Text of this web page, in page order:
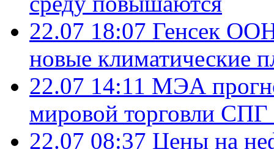
22.07 18:07 Генсек ООН
новые климатические
22.07 14:11 МЭА
мировой торговли СПГ
22.07 08:37 Цены на